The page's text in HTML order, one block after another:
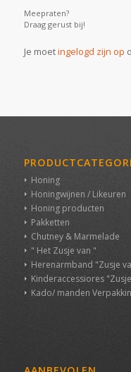
Meepraten?
Draag gerust bij!
Je moetingelogd zijn op
Honing
Honingwijnen / Likeuren
Honing producten
Pakketten
Chutney & Marmelade
" Het Zusje van "
Herenarmband "Zusje
Kinderaccessiores
Kado/ manden